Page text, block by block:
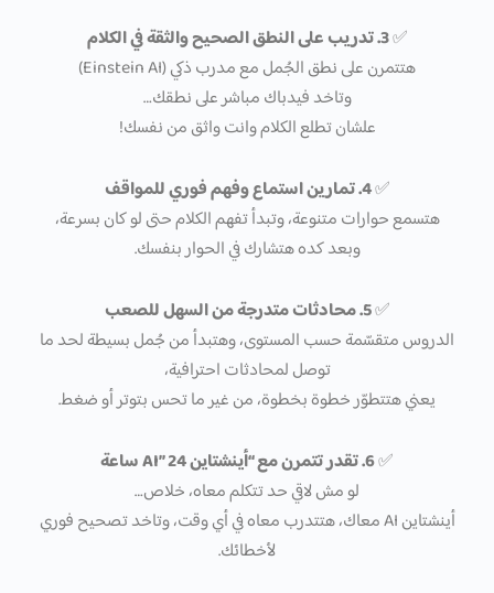
✅3. تدريب على النطق الصحيح والثقة في الكلام
هتتمرن على نطق الجُمل مع مدرب ذكي (Einstein AI)
وتاخد فيدباك مباشر على نطقك…
علشان تطلع الكلام وانت واثق من نفسك!
✅4. تمارين استماع وفهم فوري للمواقف
هتسمع حوارات متنوعة، وتبدأ تفهم الكلام حتى لو كان بسرعة،
وبعد كده هتشارك في الحوار بنفسك.
✅5. محادثات متدرجة من السهل للصعب
الدروس متقسّمة حسب المستوى، وهتبدأ من جُمل بسيطة لحد ما
توصل لمحادثات احترافية،
يعني هتتطوّر خطوة بخطوة، من غير ما تحس بتوتر أو ضغط.
✅6. تقدر تتمرن مع “أينشتاين AI” 24 ساعة
لو مش لاقي حد تتكلم معاه، خلاص…
أينشتاين AI معاك، هتتدرب معاه في أي وقت، وتاخد تصحيح فوري
لأخطائك.